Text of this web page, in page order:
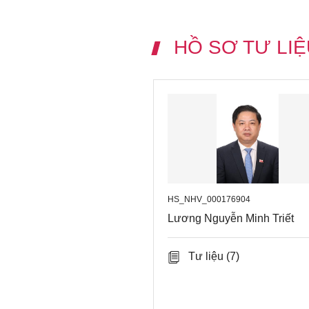
HỒ SƠ TƯ
HS_NHV_000176904
Lương Nguyễn Minh Triết
Tư liệu (7)